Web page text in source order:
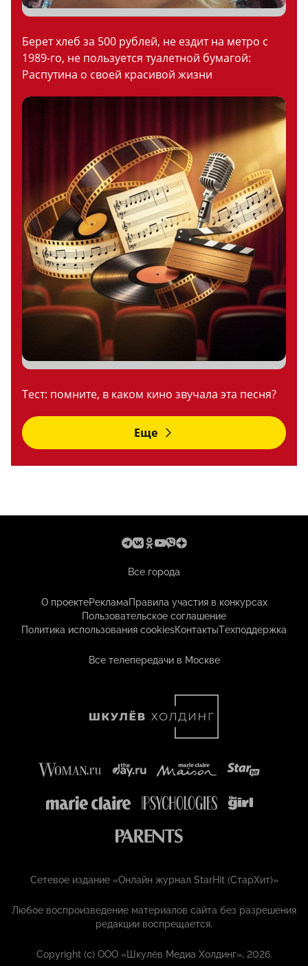
Берет хлеб за 500 рублей, не ездит на метро с
1989-го, не пользуется туалетной бумагой:
Распутина о своей красивой жизни
Тест: помните, в каком кино звучала эта песня?
Еще
Все города
О проектеРекламаПравила участия в конкурсах
Пользовательское соглашение
Политика использования cookiesКонтактыТехподдержка
Все телепередачи в Москве
Сетевое издание «Онлайн журнал StarHit (СтарХит)»
Любое воспроизведение материалов сайта без разрешения
редакции воспрещается.
Copyright (с) ООО «Шкулёв Медиа Холдинг», 2026.